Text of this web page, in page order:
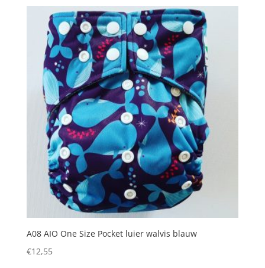
A08 AIO One Size Pocket luier walvis blauw
€12,55